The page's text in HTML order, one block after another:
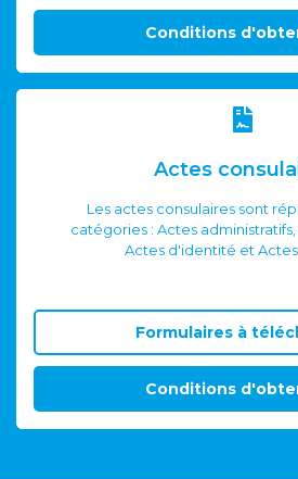
Conditions
Actes
Les actes consulaires sont
catégories : Actes administratifs,
Actes d'identité et Actes
Formulaires à
Conditions